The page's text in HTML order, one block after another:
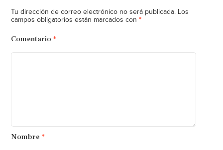
Tu dirección de correo electrónico no será publicada. Los
campos obligatorios están marcados con *
Comentario *
Nombre *